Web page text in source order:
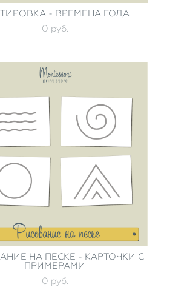
- ВРЕМЕНА ГОДА
0 pуб.
НА ПЕСКЕ - КАРТОЧКИ С
ПРИМЕРАМИ
0 pуб.